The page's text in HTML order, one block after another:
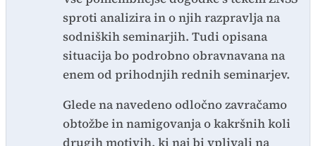
sproti analizira in o njih razpravlja na
sodniških seminarjih. Tudi opisana
situacija bo podrobno obravnavana na
enem od prihodnjih rednih seminarjev.
Glede na navedeno odločno zavračamo
obtožbe in namigovanja o kakršnih koli